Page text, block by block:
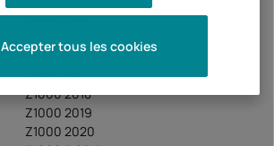
Z1000 2014
Z1000 2015
Z1000 2016
Z1000 2017
Z1000 2018
Z1000 2019
Z1000 2020
Accepter tous les cookies